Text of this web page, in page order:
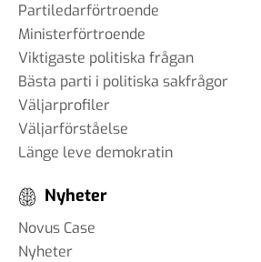
Partiledarförtroende
Ministerförtroende
Viktigaste politiska frågan
Bästa parti i politiska sakfrågor
Väljarprofiler
Väljarförståelse
Länge leve demokratin
Nyheter
Novus Case
Nyheter